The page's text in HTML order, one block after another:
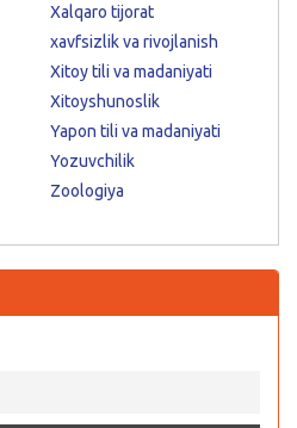
Xalqaro tijorat
xavfsizlik va rivojlanish
Xitoy tili va madaniyati
Xitoyshunoslik
Yapon tili va madaniyati
Yozuvchilik
Zoologiya